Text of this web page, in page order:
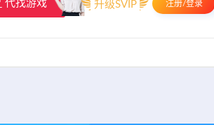
热门标签 资源专题
代找游戏 升级SVIP 注册/登录